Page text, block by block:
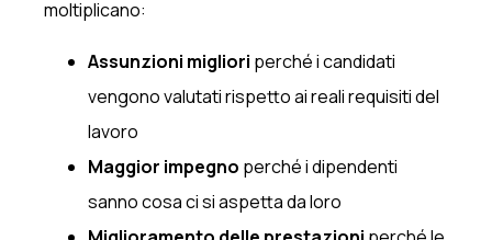
moltiplicano:
Assunzioni migliori perché i candidati
vengono valutati rispetto ai reali requisiti del
lavoro
Maggior impegno perché i dipendenti
sanno cosa ci si aspetta da loro